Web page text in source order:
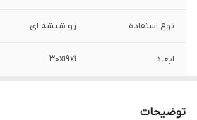
نوع استفاده رو شیشه ای
ابعاد 30x19x1
توضیحات